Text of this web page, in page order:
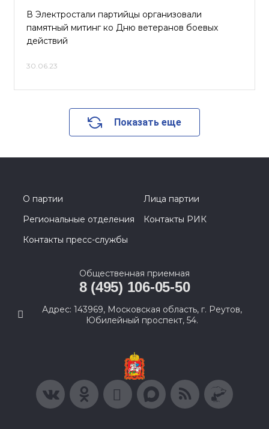
В Электростали партийцы организовали
памятный митинг ко Дню ветеранов боевых
действий
30.06.23
Показать еще
О партии
Лица партии
Региональные отделения
Контакты РИК
Контакты пресс-службы
Общественная приемная
8 (495) 106-05-50
Адрес: 143969, Московская область, г. Реутов,
Юбилейный проспект, 54.